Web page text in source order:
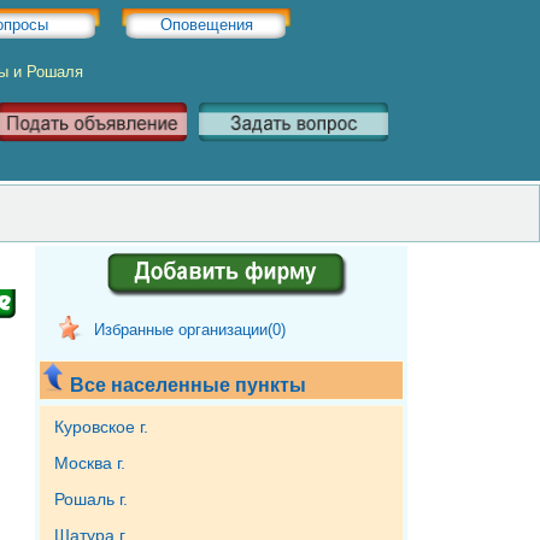
Оповещения
и Рошаля
Избранные организации(0)
Все населенные пункты
Куровское г.
Москва г.
Рошаль г.
Шатура г.